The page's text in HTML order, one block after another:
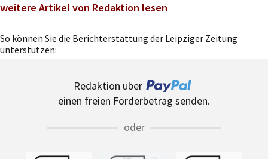
weitere Artikel von Redaktion lesen
So können Sie die Berichterstattung der Leipziger Zeitung
unterstützen:
Redaktion über
einen freien Förderbetrag senden.
oder